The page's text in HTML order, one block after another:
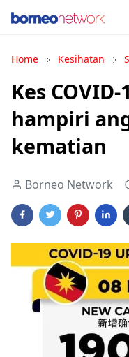
Home Kesihatan
Kes
hampiri
kematian
Borneo Network